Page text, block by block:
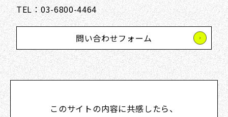
TEL：03-6800-4464
問い合わせフォーム
このサイトの内容に共感したら、